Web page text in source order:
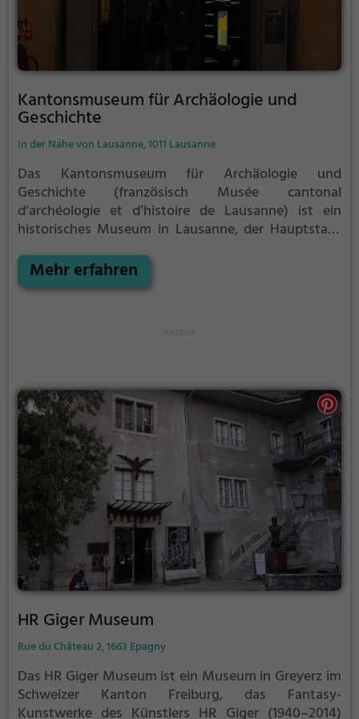
Kantonsmuseum für Archäologie und
Geschichte
In der Nähe von Lausanne, 1011 Lausanne
Das Kantonsmuseum für Archäologie und
Geschichte (französisch Musée cantonal
d’archéologie et d’histoire de Lausanne) ist ein
historisches Museum in Lausanne, der Hauptstadt
1852 gegründet. Seit 1906 befindet es sich neben
andern kantonalen Museen im Palais de Rumine,
Kantons dient.
Mehr erfahren
HR Giger Museum
Rue du Château 2, 1663 Epagny
Das HR Giger Museum ist ein Museum in Greyerz im
Schweizer Kanton Freiburg, das Fantasy-
Kunstwerke des Künstlers HR Giger (1940–2014)